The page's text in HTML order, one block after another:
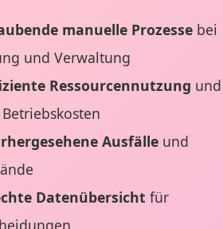
manuelle Prozessebei
und Verwaltung
Ressourcennutzung und
Ausfälleund
Datenübersicht für